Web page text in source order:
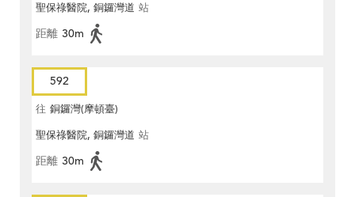
聖保祿醫院, 銅鑼灣道 站
距離 30m
592
往 銅鑼灣(摩頓臺)
聖保祿醫院, 銅鑼灣道 站
距離 30m